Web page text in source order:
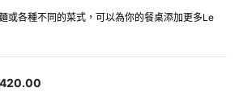
或各種不同的菜式，可以為你的餐桌添加更多Le